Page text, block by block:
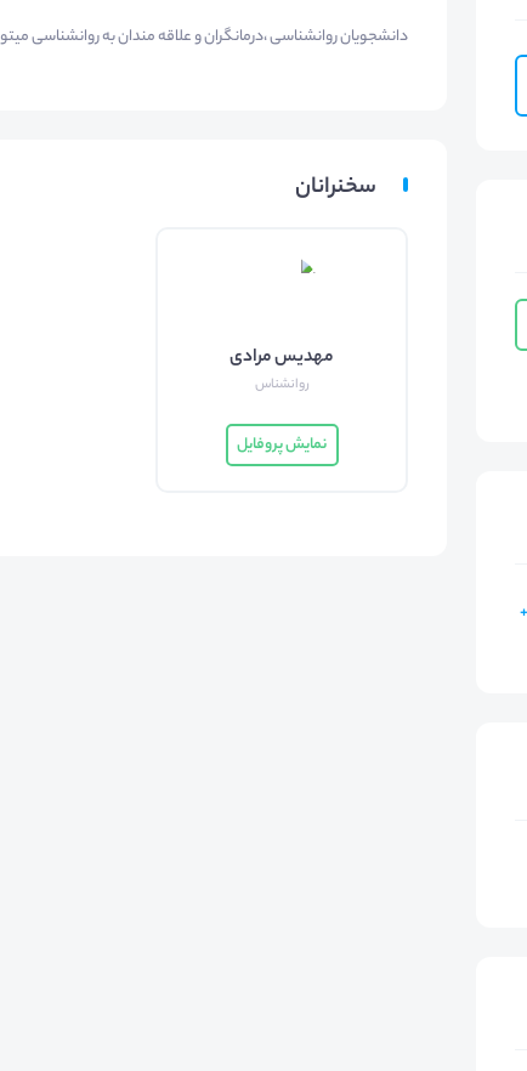
دانشجویان روانشناسی ،درمانگران و علاقه مندان به روانشناسی
سخنرانان
مهدیس مرادی
روانشناس
نمایش پروفایل